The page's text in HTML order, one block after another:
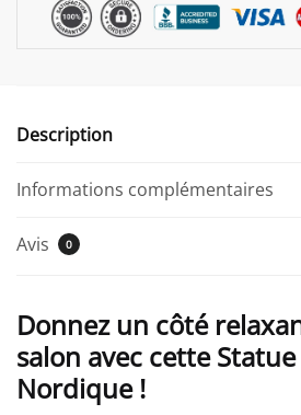
Description
Informations complémentaires
Avis 0
Donnez un côté
salon avec cette
Nordique !